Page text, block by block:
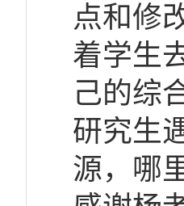
点和修
着学生
己的综
研究生
源，哪